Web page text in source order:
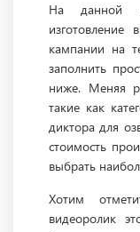
На данной
изготовление
кампании на
заполнить
ниже. Меняя
такие как
диктора для
стоимость
выбрать
Хотим
видеоролик